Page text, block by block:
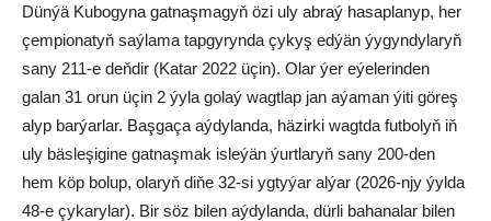
Dünýä Kubogyna gatnaşmagyň özi uly abraý hasaplanyp, her
çempionatyň saýlama tapgyrynda çykyş edýän ýygyndylaryň
sany 211-e deňdir (Katar 2022 üçin). Olar ýer eýelerinden
galan 31 orun üçin 2 ýyla golaý wagtlap jan aýaman ýiti göreş
alyp barýarlar. Başgaça aýdylanda, häzirki wagtda futbolyň iň
uly bäsleşigine gatnaşmak isleýän ýurtlaryň sany 200-den
hem köp bolup, olaryň diňe 32-si ygtyýar alýar (2026-njy ýylda
48-e çykarylar). Bir söz bilen aýdylanda, dürli bahanalar bilen